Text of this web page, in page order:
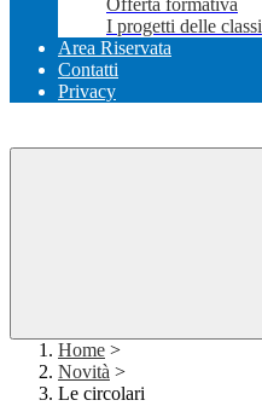
Offerta formativa
I progetti delle classi
Area Riservata
Contatti
Privacy
Home >
Novità >
Le circolari